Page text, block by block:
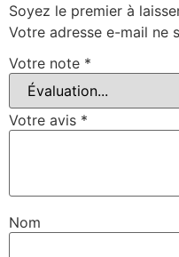
Soyez le premier à
Votre adresse e-mail ne
Votre note *
Votre avis *
Nom